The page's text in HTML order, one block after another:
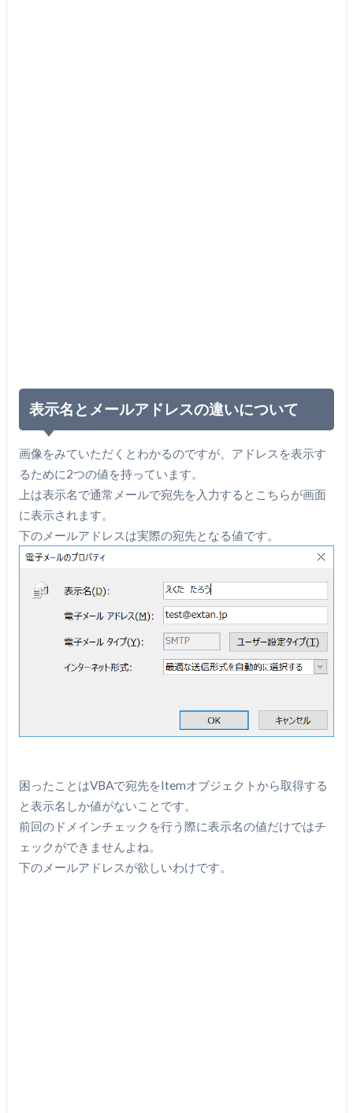
表示名とメールアドレスの違いについて
画像をみていただくとわかるのですが、アドレスを表示す
るために2つの値を持っています。
上は表示名で通常メールで宛先を入力するとこちらが画面
に表示されます。
下のメールアドレスは実際の宛先となる値です。
困ったことはVBAで宛先をItemオブジェクトから取得する
と表示名しか値がないことです。
前回のドメインチェックを行う際に表示名の値だけではチ
ェックができませんよね。
下のメールアドレスが欲しいわけです。